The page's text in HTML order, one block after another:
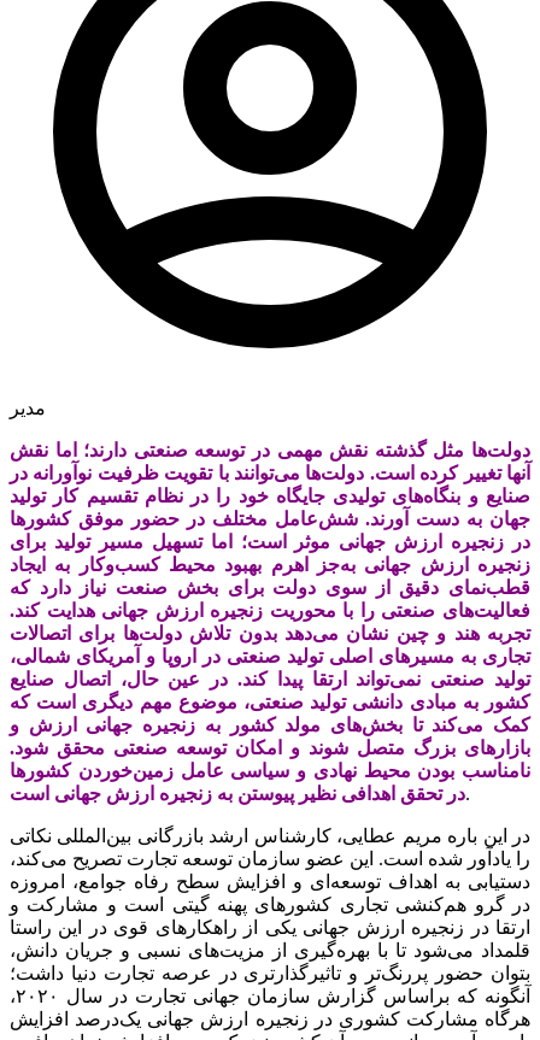
مدیر
دولت‌‌‌ها مثل گذشته نقش مهمی در توسعه صنعتی دارند؛ اما نقش‌‌‌
آنها تغییر کرده است. دولت‌‌‌ها می‌‌‌توانند با تقویت ظرفیت نوآورانه در
صنایع و بنگاه‌‌‌های تولیدی جایگاه خود را در نظام تقسیم کار تولید
جهان به دست آورند. شش‌عامل مختلف در حضور موفق کشورها
در زنجیره ارزش جهانی موثر است؛ اما تسهیل مسیر تولید برای
زنجیره ارزش جهانی به‌جز اهرم بهبود محیط کسب‌وکار به ایجاد
قطب‌‌‌نمای دقیق از سوی دولت برای بخش صنعت نیاز دارد که
فعالیت‌‌‌های صنعتی را با محوریت زنجیره ارزش جهانی هدایت کند.
تجربه هند و چین نشان می‌دهد بدون تلاش دولت‌‌‌ها برای اتصالات
تجاری به مسیرهای اصلی تولید صنعتی در اروپا و آمریکای شمالی،
تولید صنعتی نمی‌‌‌تواند ارتقا پیدا کند. در عین حال، اتصال صنایع
کشور به مبادی دانشی تولید صنعتی، موضوع مهم دیگری است که
کمک می‌کند تا بخش‌‌‌های مولد کشور به زنجیره جهانی ارزش و
بازارهای بزرگ متصل شوند و امکان توسعه صنعتی محقق شود.
نامناسب بودن محیط نهادی و سیاسی عامل زمین‌خوردن کشورها
در تحقق اهدافی نظیر پیوستن به زنجیره ارزش جهانی است.
در این باره مریم عطایی، کارشناس ارشد بازرگانی بین‌المللی نکاتی
را یادآور شده است. این عضو سازمان توسعه تجارت تصریح می‌کند،
دستیابی به اهداف توسعه‌‌‌ای و افزایش سطح رفاه جوامع، امروزه
در گرو هم‌‌‌کنشی تجاری کشورهای پهنه گیتی است و مشارکت و
ارتقا در زنجیره ارزش جهانی یکی از راهکارهای قوی در این راستا
قلمداد می‌شود تا با بهره‌‌‌گیری از مزیت‌‌‌های نسبی و جریان دانش،
بتوان حضور پررنگ‌‌‌تر و تاثیرگذارتری در عرصه تجارت دنیا داشت؛
آنگونه که براساس گزارش سازمان جهانی تجارت در سال ۲۰۲۰،
هرگاه مشارکت کشوری در زنجیره ارزش جهانی یک‌درصد افزایش